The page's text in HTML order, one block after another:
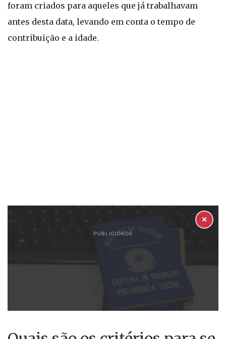
foram criados para aqueles que já trabalhavam
antes desta data, levando em conta o tempo de
contribuição e a idade.
PUBLICIDADE
✕